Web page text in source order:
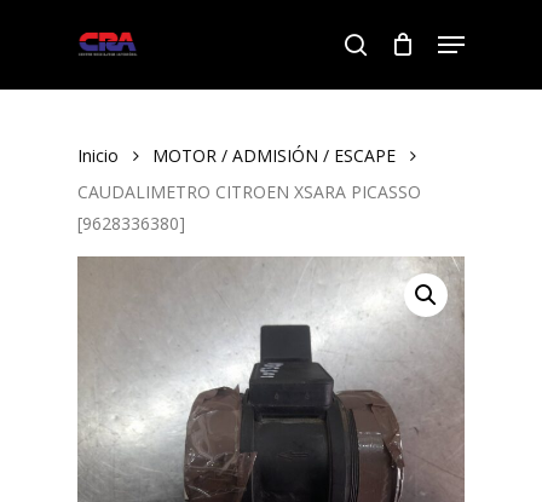
search
Menu
Inicio
MOTOR / ADMISIÓN / ESCAPE
CAUDALIMETRO CITROEN XSARA PICASSO
[9628336380]